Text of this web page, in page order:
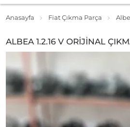
Anasayfa Fiat Çıkma Parça
ALBEA 1.2.16 V ORİJİNAL